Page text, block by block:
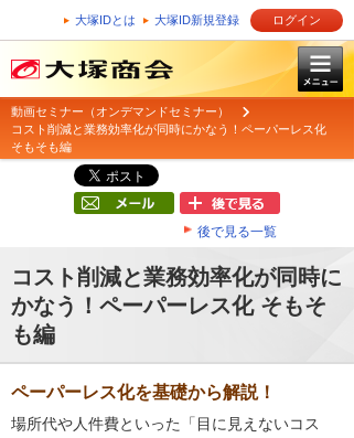
大塚IDとは 大塚ID新規登録 ログイン
動画セミナー（オンデマンドセミナー）
コスト削減と業務効率化が同時にかなう！ペーパーレス化
そもそも編
後で見る一覧
コスト削減と業務効率化が同時に
かなう！ペーパーレス化 そもそ
も編
ペーパーレス化を基礎から解説！
場所代や人件費といった「目に見えないコス